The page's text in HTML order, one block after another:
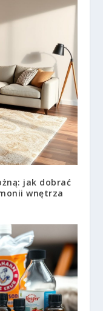
jak dobrać
wnętrza